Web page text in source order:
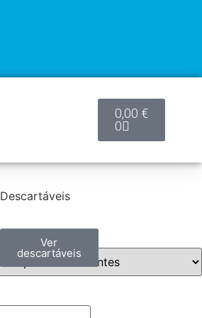
Descartáveis
Ver
descartáveis
0,00 €
0